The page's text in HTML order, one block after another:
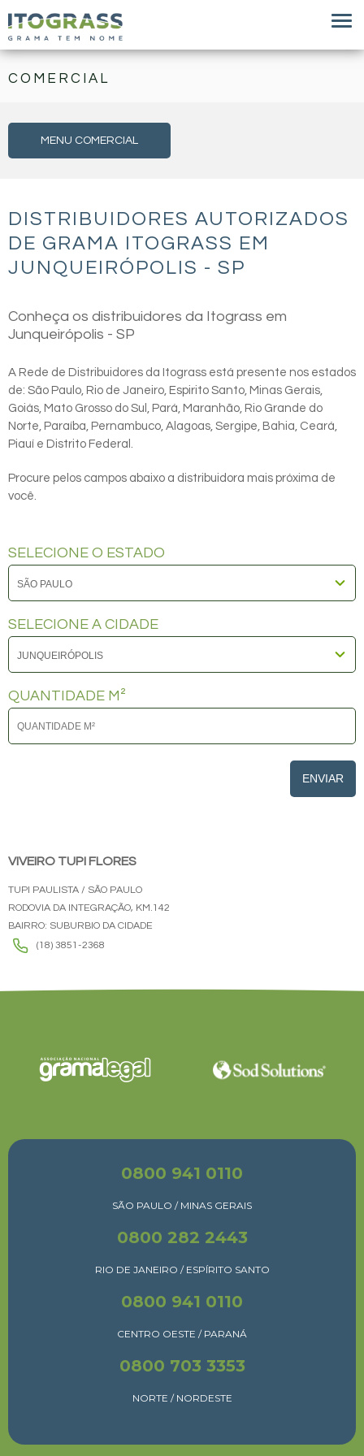
COMERCIAL
MENU COMERCIAL
DISTRIBUIDORES AUTORIZADOS
DE GRAMA ITOGRASS EM
JUNQUEIRÓPOLIS - SP
Conheça os distribuidores da Itograss em
Junqueirópolis - SP
A Rede de Distribuidores da Itograss está presente nos estados
de: São Paulo, Rio de Janeiro, Espirito Santo, Minas Gerais,
Goiás, Mato Grosso do Sul, Pará, Maranhão, Rio Grande do
Norte, Paraíba, Pernambuco, Alagoas, Sergipe, Bahia, Ceará,
Piauí e Distrito Federal.
Procure pelos campos abaixo a distribuidora mais próxima de
você.
SELECIONE O ESTADO
SELECIONE A CIDADE
QUANTIDADE M²
ENVIAR
VIVEIRO TUPI FLORES
TUPI PAULISTA / SÃO PAULO
RODOVIA DA INTEGRAÇÃO, KM.142
BAIRRO: SUBURBIO DA CIDADE
(18) 3851-2368
0800 941 0110
SÃO PAULO / MINAS GERAIS
0800 282 2443
RIO DE JANEIRO / ESPÍRITO SANTO
0800 941 0110
CENTRO OESTE / PARANÁ
0800 703 3353
NORTE / NORDESTE